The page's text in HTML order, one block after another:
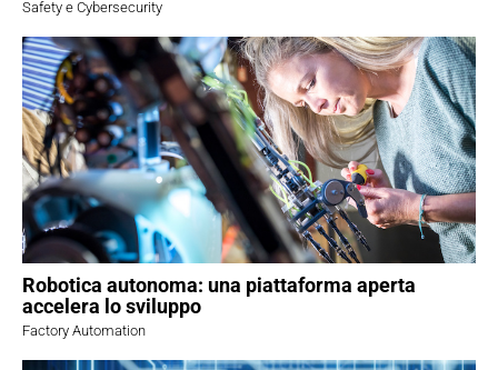
Safety e Cybersecurity
Robotica autonoma: una piattaforma aperta
accelera lo sviluppo
Factory Automation